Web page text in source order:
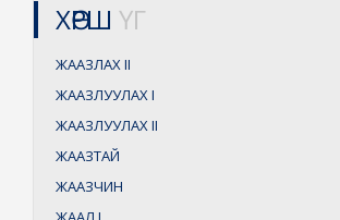
ХӨРШ ҮГ
ЖААЗЛАХII
ЖААЗЛУУЛАХI
ЖААЗЛУУЛАХII
ЖААЗТАЙ
ЖААЗЧИН